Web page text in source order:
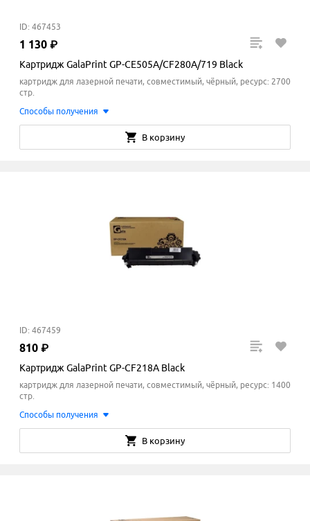
ID: 467453
1 130 ₽
Картридж GalaPrint GP-CE505A/CF280A/719 Black
картридж для лазерной печати, совместимый, чёрный, ресурс: 2700
стр.
Способы получения
В корзину
ID: 467459
810 ₽
Картридж GalaPrint GP-CF218A Black
картридж для лазерной печати, совместимый, чёрный, ресурс: 1400
стр.
Способы получения
В корзину